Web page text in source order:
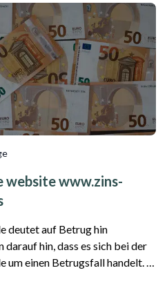
website www.zins-
deutet auf Betrug hin
hin, dass es sich bei der
um einen Betrugsfall handelt. In